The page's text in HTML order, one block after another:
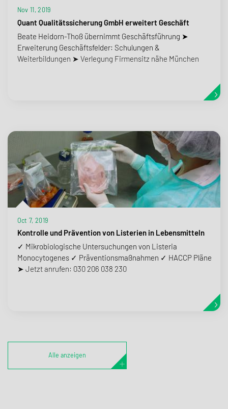
Nov 11, 2019
Quant Qualitätssicherung GmbH erweitert Geschäft
Beate Heidorn-Thoß übernimmt Geschäftsführung ➤
Erweiterung Geschäftsfelder: Schulungen &
Weiterbildungen ➤ Verlegung Firmensitz nähe München
Oct 7, 2019
Kontrolle und Prävention von Listerien in Lebensmitteln
✓ Mikrobiologische Untersuchungen von Listeria
Monocytogenes ✓ Präventionsmaßnahmen ✓ HACCP Pläne
➤ Jetzt anrufen: 030 206 038 230
Alle anzeigen